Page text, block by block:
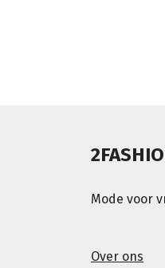
Mode voor
Over ons